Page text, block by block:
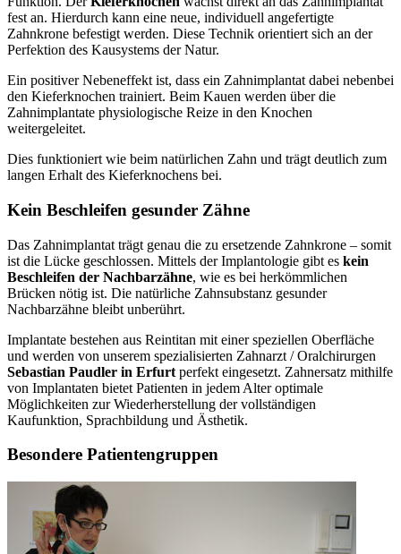
fest an. Hierdurch kann eine neue, individuell angefertigte
Zahnkrone befestigt werden. Diese Technik orientiert sich an der
Perfektion des Kausystems der Natur.
Ein positiver Nebeneffekt ist, dass ein Zahnimplantat dabei nebenbei
den Kieferknochen trainiert. Beim Kauen werden über die
Zahnimplantate physiologische Reize in den Knochen
weitergeleitet.
Dies funktioniert wie beim natürlichen Zahn und trägt deutlich zum
langen Erhalt des Kieferknochens bei.
Kein Beschleifen gesunder Zähne
Das Zahnimplantat trägt genau die zu ersetzende Zahnkrone – somit
ist die Lücke geschlossen. Mittels der Implantologie gibt es kein
Beschleifen der Nachbarzähne, wie es bei herkömmlichen
Brücken nötig ist. Die natürliche Zahnsubstanz gesunder
Nachbarzähne bleibt unberührt.
Implantate bestehen aus Reintitan mit einer speziellen Oberfläche
und werden von unserem spezialisierten Zahnarzt / Oralchirurgen
Sebastian Paudler in Erfurt perfekt eingesetzt. Zahnersatz mithilfe
von Implantaten bietet Patienten in jedem Alter optimale
Möglichkeiten zur Wiederherstellung der vollständigen
Kaufunktion, Sprachbildung und Ästhetik.
Besondere Patientengruppen